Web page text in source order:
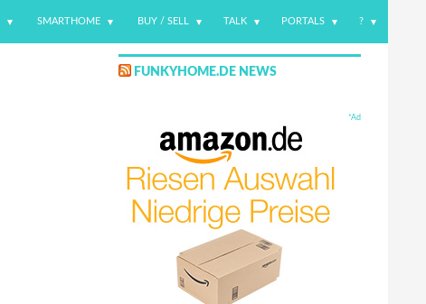
SMARTHOME BUY / SELL TALK PORTALS ?
FUNKYHOME.DE NEWS
*Ad